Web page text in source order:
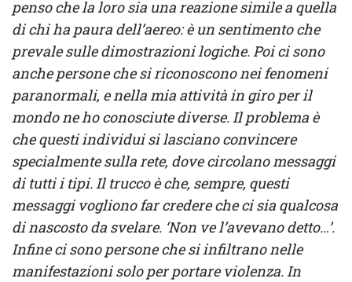
penso che la loro sia una reazione simile a quella
di chi ha paura dell’aereo: è un sentimento che
prevale sulle dimostrazioni logiche. Poi ci sono
anche persone che si riconoscono nei fenomeni
paranormali, e nella mia attività in giro per il
mondo ne ho conosciute diverse. Il problema è
che questi individui si lasciano convincere
specialmente sulla rete, dove circolano messaggi
di tutti i tipi. Il trucco è che, sempre, questi
messaggi vogliono far credere che ci sia qualcosa
di nascosto da svelare. ‘Non ve l’avevano detto…’.
Infine ci sono persone che si infiltrano nelle
manifestazioni solo per portare violenza. In